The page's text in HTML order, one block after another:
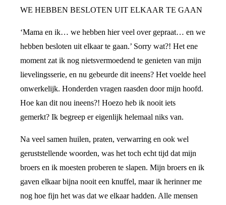
WE HEBBEN BESLOTEN UIT ELKAAR TE GAAN
‘Mama en ik… we hebben hier veel over gepraat… en we
hebben besloten uit elkaar te gaan.’ Sorry wat?! Het ene
moment zat ik nog nietsvermoedend te genieten van mijn
lievelingsserie, en nu gebeurde dit ineens? Het voelde heel
onwerkelijk. Honderden vragen raasden door mijn hoofd.
Hoe kan dit nou ineens?! Hoezo heb ik nooit iets
gemerkt? Ik begreep er eigenlijk helemaal niks van.
Na veel samen huilen, praten, verwarring en ook wel
geruststellende woorden, was het toch echt tijd dat mijn
broers en ik moesten proberen te slapen. Mijn broers en ik
gaven elkaar bijna nooit een knuffel, maar ik herinner me
nog hoe fijn het was dat we elkaar hadden. Alle mensen